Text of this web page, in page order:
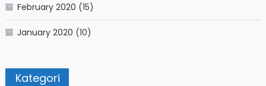
February 2020 (15)
January 2020 (10)
Kategori